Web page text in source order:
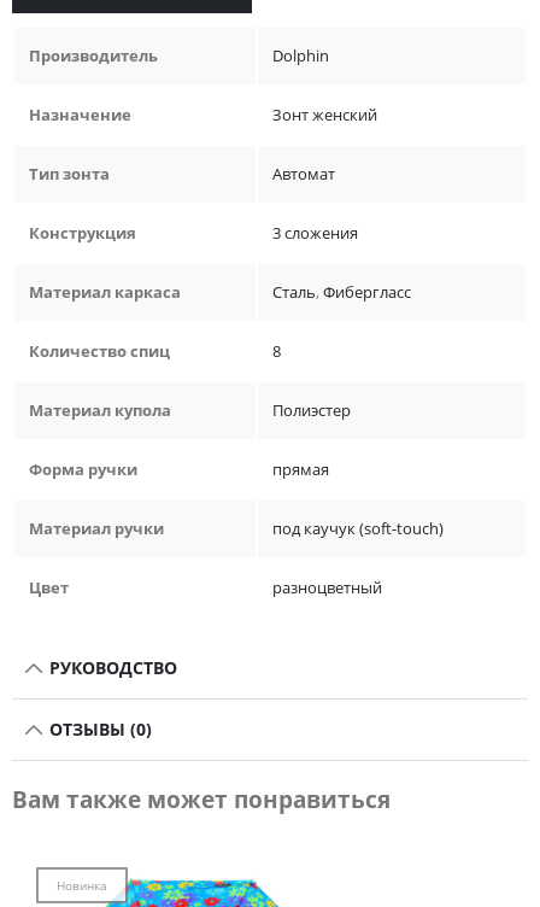
Производитель Dolphin
Назначение Зонт женский
Тип зонта Автомат
Конструкция 3 сложения
Материал каркаса Сталь,Фибергласс
Количество спиц 8
Материал купола Полиэстер
Форма ручки прямая
Материал ручки под каучук (soft-touch)
Цвет разноцветный
РУКОВОДСТВО
ОТЗЫВЫ (0)
Вам также может понравиться
Новинка